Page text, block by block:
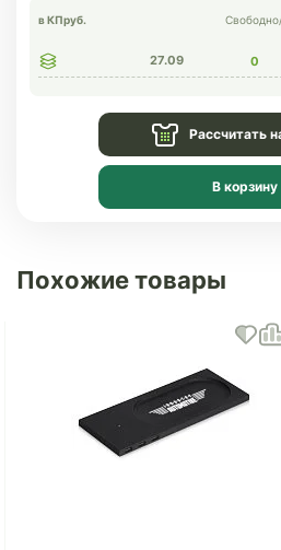
в КПруб. Свободно/
27.09 0
Рассчитать
В корзину
Похожие товары